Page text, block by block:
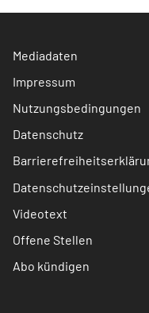
Mediadaten
Impressum
Nutzungsbedingungen
Datenschutz
Videotext
Offene Stellen
Abo kündigen